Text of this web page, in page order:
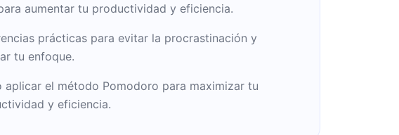
aumentar tu productividad y eficiencia.
prácticas para evitar la procrastinación y
tu enfoque.
aplicar el método Pomodoro para maximizar tu
y eficiencia.